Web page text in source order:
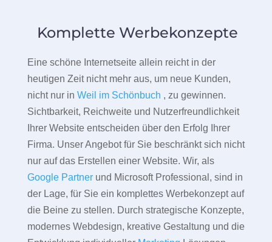
Komplette Werbekonzepte
Eine schöne Internetseite allein reicht in der
heutigen Zeit nicht mehr aus, um neue Kunden,
nicht nur in Weil im Schönbuch , zu gewinnen.
Sichtbarkeit, Reichweite und Nutzerfreundlichkeit
Ihrer Website entscheiden über den Erfolg Ihrer
Firma. Unser Angebot für Sie beschränkt sich nicht
nur auf das Erstellen einer Website. Wir, als
Google Partnerund Microsoft Professional, sind in
der Lage, für Sie ein komplettes Werbekonzept auf
die Beine zu stellen. Durch strategische Konzepte,
modernes Webdesign, kreative Gestaltung und die